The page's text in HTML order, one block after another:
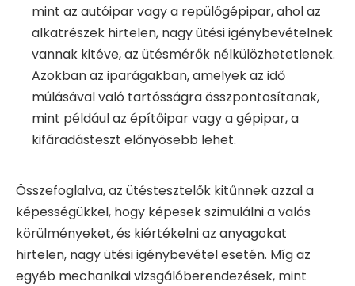
mint az autóipar vagy a repülőgépipar, ahol az
alkatrészek hirtelen, nagy ütési igénybevételnek
vannak kitéve, az ütésmérők nélkülözhetetlenek.
Azokban az iparágakban, amelyek az idő
múlásával való tartósságra összpontosítanak,
mint például az építőipar vagy a gépipar, a
kifáradásteszt előnyösebb lehet.
Összefoglalva, az ütéstesztelők kitűnnek azzal a
képességükkel, hogy képesek szimulálni a valós
körülményeket, és kiértékelni az anyagokat
hirtelen, nagy ütési igénybevétel esetén. Míg az
egyéb mechanikai vizsgálóberendezések, mint